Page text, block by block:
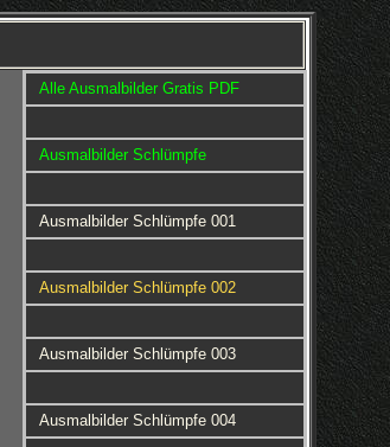
Alle Ausmalbilder Gratis PDF
Ausmalbilder Schlümpfe
Ausmalbilder Schlümpfe 001
Ausmalbilder Schlümpfe 002
Ausmalbilder Schlümpfe 003
Ausmalbilder Schlümpfe 004